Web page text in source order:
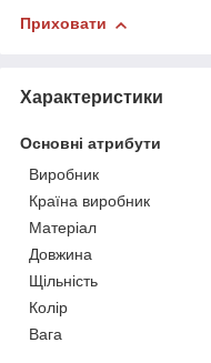
Приховати
Характеристики
Основні атрибути
Виробник
Країна виробник
Матеріал
Довжина
Щільність
Колір
Вага